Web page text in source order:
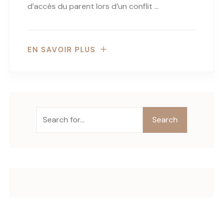
d’accès du parent lors d’un conflit …
EN SAVOIR PLUS
Search